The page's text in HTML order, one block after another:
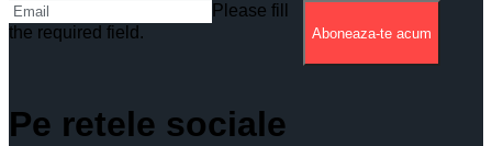
Please fill
the required field.
Aboneaza-te acum
Pe retele sociale